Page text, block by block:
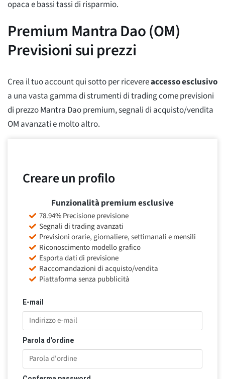
opaca e bassi tassi di risparmio.
Premium Mantra Dao (OM)
Previsioni sui prezzi
Crea il tuo account qui sotto per ricevereaccesso esclusivo
a una vasta gamma di strumenti di trading come previsioni
di prezzo Mantra Dao premium, segnali di acquisto/vendita
OM avanzati e molto altro.
Creare un profilo
E-mail
Parola d'ordine
Funzionalità premium esclusive
78.94% Precisione previsione
Segnali di trading avanzati
Previsioni orarie, giornaliere, settimanali e mensili
Riconoscimento modello grafico
Esporta dati di previsione
Raccomandazioni di acquisto/vendita
Piattaforma senza pubblicità